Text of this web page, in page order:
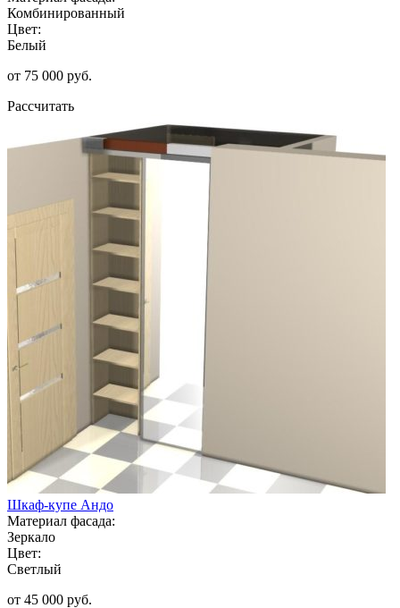
Комбинированный
Цвет:
Белый
от 75 000 руб.
Рассчитать
Шкаф-купе Андо
Материал фасада:
Зеркало
Цвет:
Светлый
от 45 000 руб.